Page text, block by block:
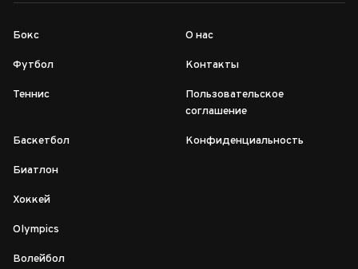
Бокс
Футбол
Теннис
Баскетбол
Биатлон
Хоккей
Olympics
Волейбол
О нас
Контакты
Пользовательское
соглашение
Конфиденциальность